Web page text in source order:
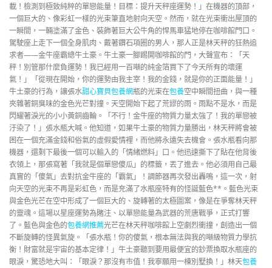
載！檢測到極致純粹的單戀能量！目標：提升天秤座運勢！」在機器的頂部，
一個巨大的、像彩虹一樣的光束筆直地射向天空。然而，就在光束衝出屋頂的
一瞬間，一輛塗滿了金色、裝飾著巨大公牛角的悍馬車猛地停在咖啡館門口。
駕駛座上走下一個全身肌肉、戴著鑽石項圈的男人，那人正是林天秤的狂熱追
求者——金牛座霸總牛土豪。牛土豪一腳踢開咖啡館的門，大聲宣布：「天
秤！別管那什麼負運勢！我已經用一百噸的純金箔買下了今天所有的壞運
氣！」「從現在開始，你的運勢由我主宰！我的金錢，就是你的正面能量！」
牛土豪的行為，讓張水甜心寶貝包養網瓶的光束在包養空中瞬間扭曲，與一種
夾雜著銅臭味的金色光芒對撞。天空開始下起了荒謬的雨。雨點不是水，而是
閃耀著淚光的小小黃銅齒輪。「不行！金牛座的物質力量太強了！我的單戀被
汙染了！」張水瓶大喊。他知道，如果牛土豪的物質力量勝出，林天秤將會被
困在一個充滿金錢和俗氣的虛假愛情裡，而他將永遠失去機會。張水瓶看向那
機器，還剩下最後一個可以輸入的「情緒燃料」口。他迅速撕下了貼在他背後
衣領上，那張寫著「我就是個單戀傻瓜」的標籤，丟了進去。他必須用自己最
真實的「傻氣」去對抗金牛座的「霸氣」！調節器再次發出轟鳴，這一次，射
向天空的光束不再是彩虹色，而是充滿了水瓶座特有的怪誕藍色**。藍色光束
與金色光芒在空中形成了一個巨大的、旋轉著的太極圖案，像是在爭奪林天秤
的靈魂。這場以星座運勢為賭注、以單戀能量為武器的荒唐戰爭，正式打響
了。藍色與金色的包養網推薦光芒在林天秤咖啡館上空劇烈衝撞，創造出一個
不斷旋轉的怪異氣旋。「張水瓶！你的傻氣，根本無法與我的噸級物質力學抗
衡！財富就是宇宙的基本定律！」牛土豪聽到要用最便宜的鈔票換取水瓶座的
眼淚，驚恐地大叫：「眼淚？那沒有市值！我寧願用一棟別墅換！」林天包養